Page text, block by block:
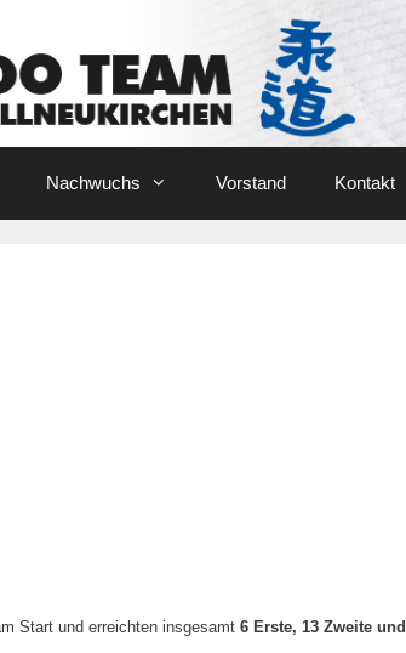
Nachwuchs Vorstand Kontakt
Start und erreichten insgesamt 6 Erste, 13 Zweite und